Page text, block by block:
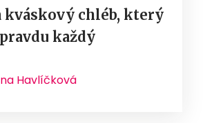
kváskový chléb, který
každý
Havlíčková